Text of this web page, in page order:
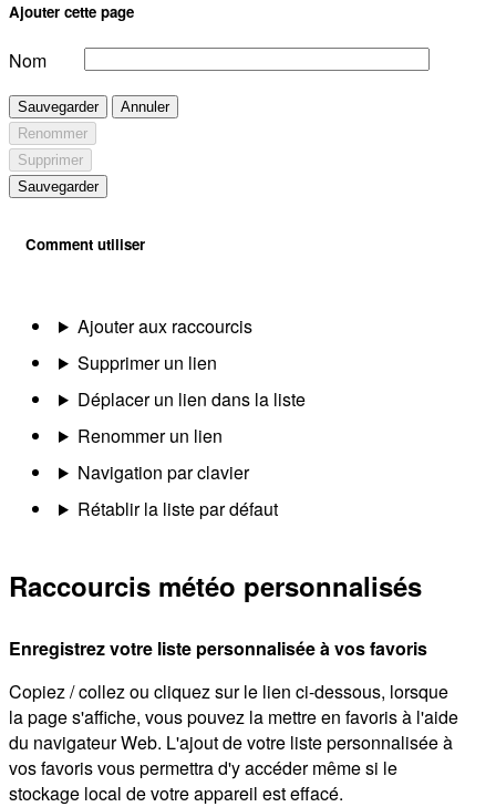
Ajouter cette page
Nom
Sauvegarder
Annuler
Renommer
Supprimer
Sauvegarder
Comment utiliser
Ajouter aux raccourcis
Supprimer un lien
Déplacer un lien dans la liste
Renommer un lien
Navigation par clavier
Rétablir la liste par défaut
Raccourcis météo personnalisés
Enregistrez votre liste personnalisée à vos favoris
Copiez / collez ou cliquez sur le lien ci-dessous, lorsque
la page s'affiche, vous pouvez la mettre en favoris à l'aide
du navigateur Web. L'ajout de votre liste personnalisée à
vos favoris vous permettra d'y accéder même si le
stockage local de votre appareil est effacé.